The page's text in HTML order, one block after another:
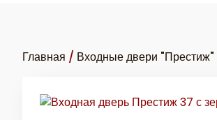
Главная / Входные двери "Престиж"